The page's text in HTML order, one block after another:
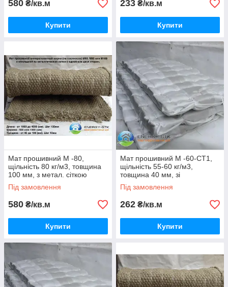
580 ₴/кв.м
Купити
233 ₴/кв.м
Купити
Мат прошивний М -80,
щільність 80 кг/м3, товщина
100 мм, з метал. сіткою
Ман'є
Під замовлення
580 ₴/кв.м
Купити
Мат прошивний М -60-СТ1,
щільність 55-60 кг/м3,
товщина 40 мм, зі
склотканою
Під замовлення
262 ₴/кв.м
Купити